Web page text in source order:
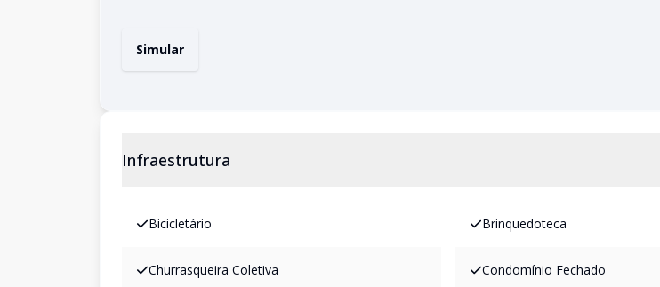
Simular
Infraestrutura
Bicicletário Brinquedoteca
Churrasqueira Coletiva Condomínio Fechado